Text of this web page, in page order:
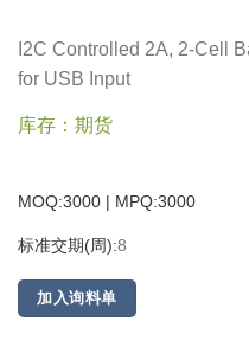
I2C Controlled 2A, 2-Cell
for USB Input
库存：期货
MOQ:3000 | MPQ:3000
标准交期(周):8
加入询料单